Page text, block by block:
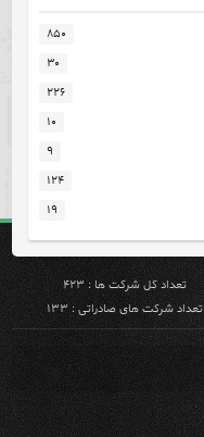
۸۵۰
۳۰
۲۲۶
۱۰
۹
۱۲۴
۱۹
تعداد کل شرکت ها : ۴۲۳
تعداد شرکت های صادراتی : ۱۳۳